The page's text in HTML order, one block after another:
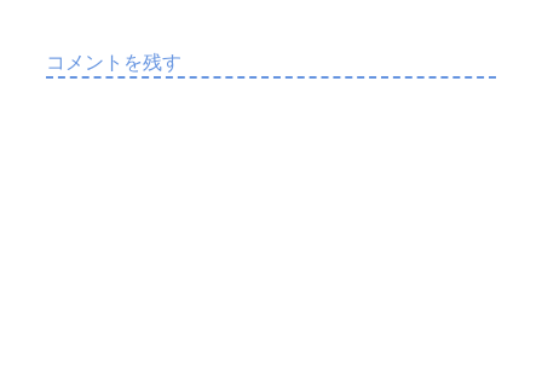
コメントを残す